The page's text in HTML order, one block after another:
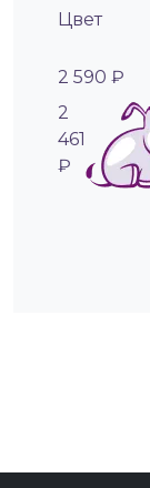
Цвет
2 590 ₽
2
461
₽